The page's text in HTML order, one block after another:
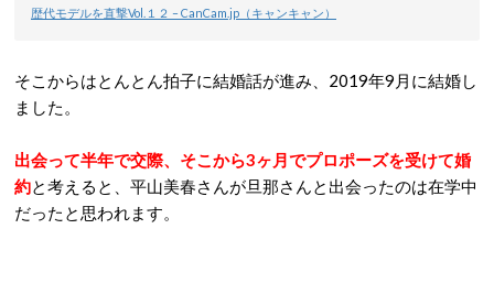
歴代モデルを直撃Vol.１２ – CanCam.jp（キャンキャン）
そこからはとんとん拍子に結婚話が進み、2019年9月に結婚し
ました。
出会って半年で交際、そこから3ヶ月でプロポーズを受けて婚
約と考えると、平山美春さんが旦那さんと出会ったのは在学中
だったと思われます。